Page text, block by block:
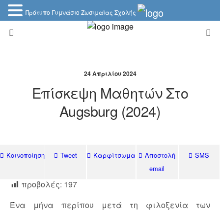
24 Απριλίου 2024
Επίσκεψη Μαθητών Στο
Augsburg (2024)
Κοινοποίηση Tweet Καρφίτσωμα
Αποστολή
email
SMS
προβολές: 197
Ένα μήνα περίπου μετά τη φιλοξενία των
Πρότυπο Γυμνάσιο Ζωσιμαίας Σχολής